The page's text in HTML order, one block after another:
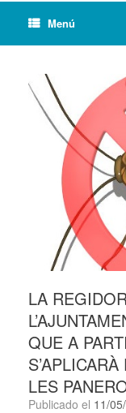
Menú
LA
QUE A
LES
Publicado el 11/